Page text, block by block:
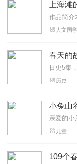
人文国学
春天的
历史
儿童
109个